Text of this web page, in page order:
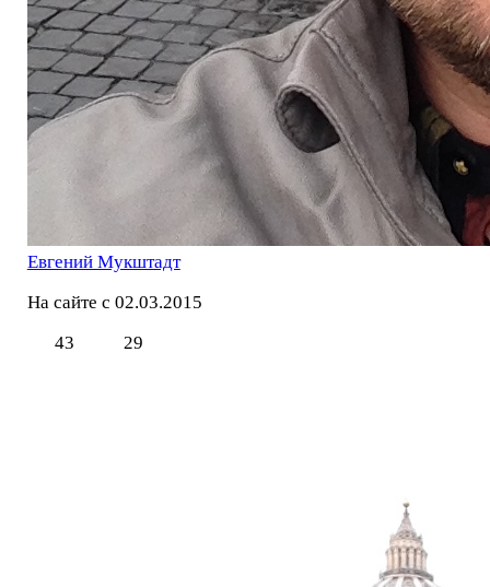
Евгений Мукштадт
На сайте с 02.03.2015
43
29